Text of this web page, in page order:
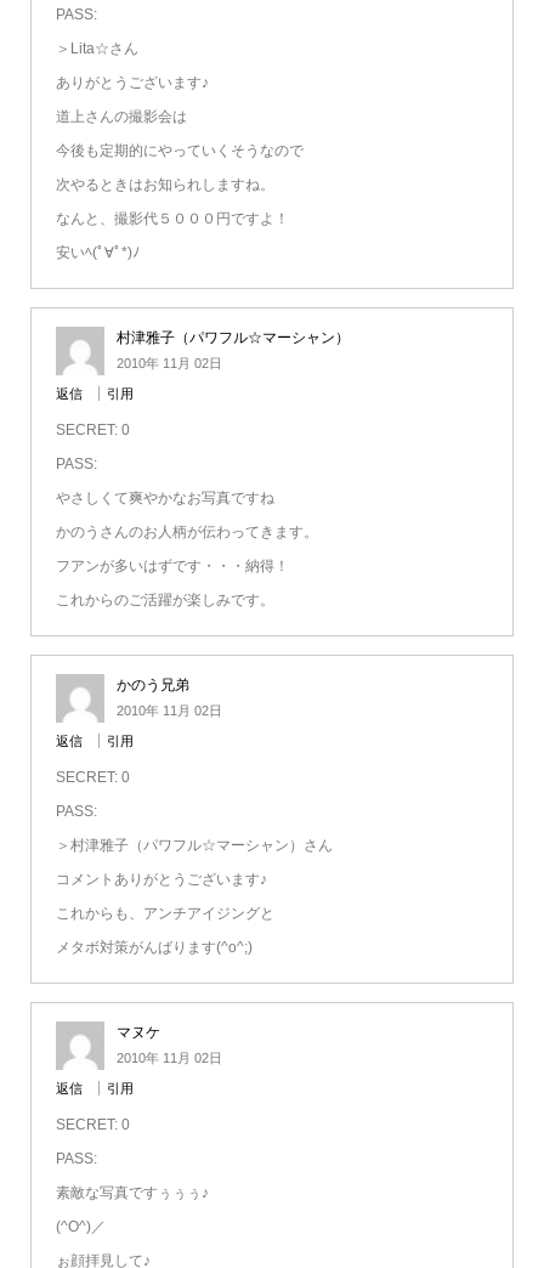
PASS:
＞Lita☆さん
ありがとうございます♪
道上さんの撮影会は
今後も定期的にやっていくそうなので
次やるときはお知られしますね。
なんと、撮影代５０００円ですよ！
安いﾍ(ﾟ∀ﾟ*)ﾉ
村津雅子（パワフル☆マーシャン）
2010年 11月 02日
返信 引用
SECRET: 0
PASS:
やさしくて爽やかなお写真ですね
かのうさんのお人柄が伝わってきます。
フアンが多いはずです・・・納得！
これからのご活躍が楽しみです。
かのう兄弟
2010年 11月 02日
返信 引用
SECRET: 0
PASS:
＞村津雅子（パワフル☆マーシャン）さん
コメントありがとうございます♪
これからも、アンチアイジングと
メタボ対策がんばります(^o^;)
マヌケ
2010年 11月 02日
返信 引用
SECRET: 0
PASS:
素敵な写真ですぅぅぅ♪
(^O^)／
ぉ顔拝見して♪